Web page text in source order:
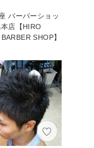
バーバーショッ
店【HIRO
SHOP】